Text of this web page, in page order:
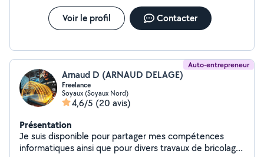
Voir le profil Contacter
Auto-entrepreneur
Arnaud D (ARNAUD DELAGE)
Freelance
Soyaux (Soyaux Nord)
4,6/5 (20 avis)
Présentation
Je suis disponible pour partager mes compétences
informatiques ainsi que pour divers travaux de bricolage